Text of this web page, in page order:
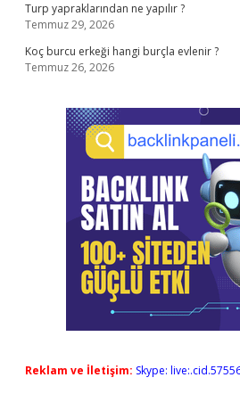
Turp yapraklarından ne yapılır ?
Temmuz 29, 2026
Koç burcu erkeği hangi burçla evlenir ?
Temmuz 26, 2026
Reklam ve İletişim: Skype: